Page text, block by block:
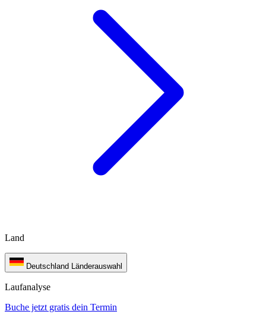
Land
Deutschland Länderauswahl
Laufanalyse
Buche jetzt gratis dein Termin